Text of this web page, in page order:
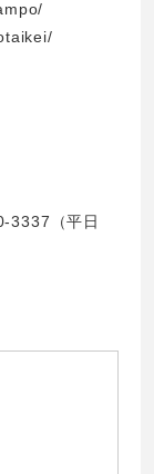
3337（平日